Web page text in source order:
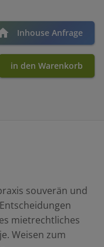
Inhouse Anfrage
in den Warenkorb
souverän und
mietrechtliches
Weisen zum